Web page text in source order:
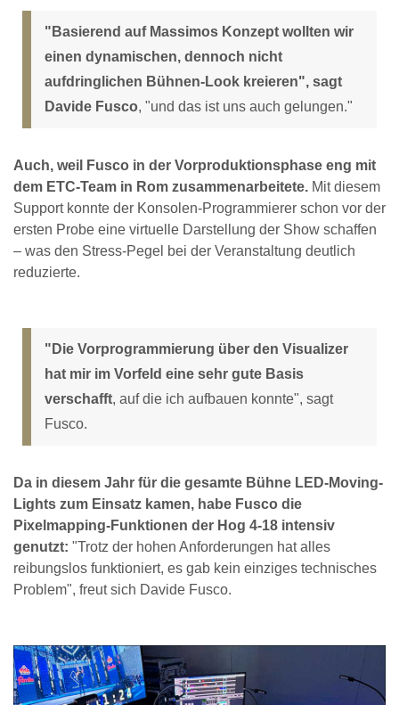
"Basierend auf Massimos Konzept wollten wir
einen dynamischen, dennoch nicht
aufdringlichen Bühnen-Look kreieren", sagt
Davide Fusco, "und das ist uns auch gelungen."
Auch, weil Fusco in der Vorproduktionsphase eng mit
dem ETC-Team in Rom zusammenarbeitete. Mit diesem
Support konnte der Konsolen-Programmierer schon vor der
ersten Probe eine virtuelle Darstellung der Show schaffen
– was den Stress-Pegel bei der Veranstaltung deutlich
reduzierte.
"Die Vorprogrammierung über den Visualizer
hat mir im Vorfeld eine sehr gute Basis
verschafft, auf die ich aufbauen konnte", sagt
Fusco.
Da in diesem Jahr für die gesamte Bühne LED-Moving-
Lights zum Einsatz kamen, habe Fusco die
Pixelmapping-Funktionen der Hog 4-18 intensiv
genutzt: "Trotz der hohen Anforderungen hat alles
reibungslos funktioniert, es gab kein einziges technisches
Problem", freut sich Davide Fusco.